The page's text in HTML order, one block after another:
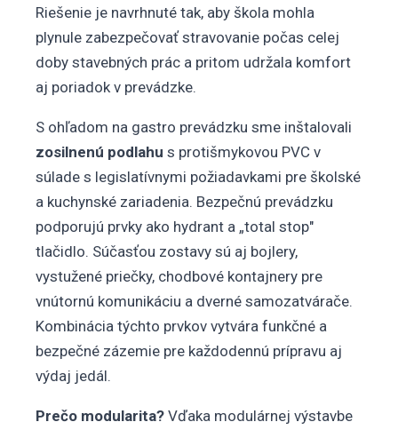
Riešenie je navrhnuté tak, aby škola mohla
plynule zabezpečovať stravovanie počas celej
doby stavebných prác a pritom udržala komfort
aj poriadok v prevádzke.
S ohľadom na gastro prevádzku sme inštalovali
zosilnenú podlahu s protišmykovou PVC v
súlade s legislatívnymi požiadavkami pre školské
a kuchynské zariadenia. Bezpečnú prevádzku
podporujú prvky ako hydrant a „total stop"
tlačidlo. Súčasťou zostavy sú aj bojlery,
vystužené priečky, chodbové kontajnery pre
vnútornú komunikáciu a dverné samozatvárače.
Kombinácia týchto prvkov vytvára funkčné a
bezpečné zázemie pre každodennú prípravu aj
výdaj jedál.
Prečo modularita? Vďaka modulárnej výstavbe